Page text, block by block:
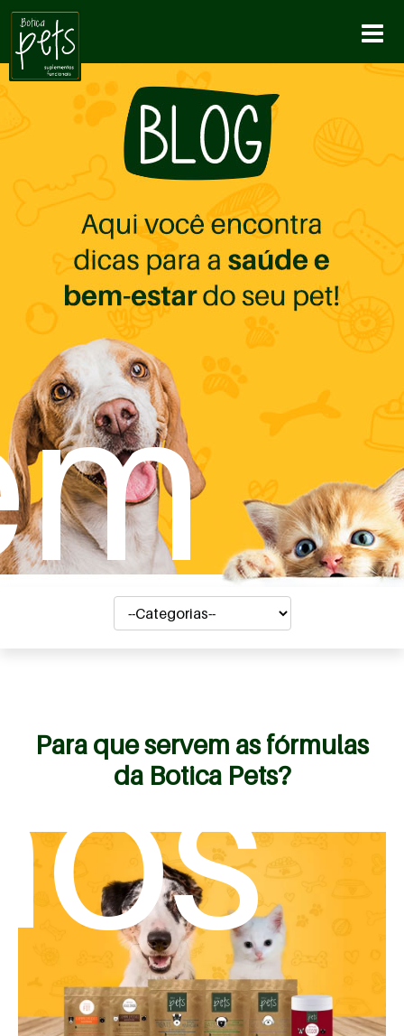
Para que servem as fórmulas
da Botica Pets?